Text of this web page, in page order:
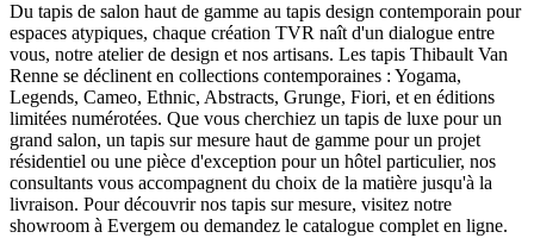
Du tapis de salon haut de gamme au tapis design contemporain pour
espaces atypiques, chaque création TVR naît d'un dialogue entre
vous, notre atelier de design et nos artisans. Les tapis Thibault Van
Renne se déclinent en collections contemporaines : Yogama,
Legends, Cameo, Ethnic, Abstracts, Grunge, Fiori, et en éditions
limitées numérotées. Que vous cherchiez un tapis de luxe pour un
grand salon, un tapis sur mesure haut de gamme pour un projet
résidentiel ou une pièce d'exception pour un hôtel particulier, nos
consultants vous accompagnent du choix de la matière jusqu'à la
livraison. Pour découvrir nos tapis sur mesure, visitez notre
showroom à Evergem ou demandez le catalogue complet en ligne.